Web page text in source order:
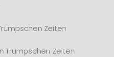
Zeiten
Trumpschen Zeiten